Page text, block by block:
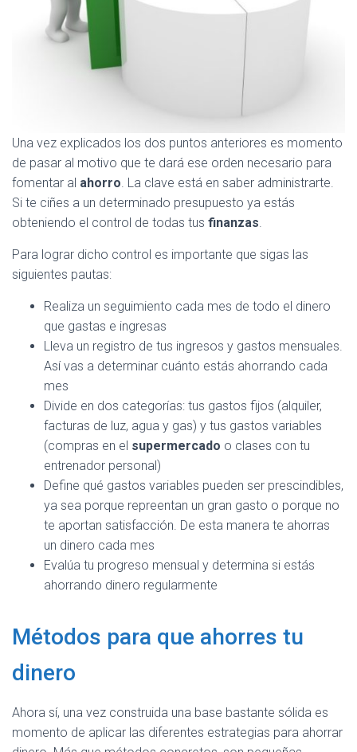
Una vez explicados los dos puntos anteriores es momento
de pasar al motivo que te dará ese orden necesario para
fomentar al ahorro. La clave está en saber administrarte.
Si te ciñes a un determinado presupuesto ya estás
obteniendo el control de todas tus finanzas.
Para lograr dicho control es importante que sigas las
siguientes pautas:
Realiza un seguimiento cada mes de todo el dinero
que gastas e ingresas
Lleva un registro de tus ingresos y gastos mensuales.
Así vas a determinar cuánto estás ahorrando cada
mes
Divide en dos categorías: tus gastos fijos (alquiler,
facturas de luz, agua y gas) y tus gastos variables
(compras en el supermercado o clases con tu
entrenador personal)
Define qué gastos variables pueden ser prescindibles,
ya sea porque repreentan un gran gasto o porque no
te aportan satisfacción. De esta manera te ahorras
un dinero cada mes
Evalúa tu progreso mensual y determina si estás
ahorrando dinero regularmente
Métodos para que ahorres tu
dinero
Ahora sí, una vez construida una base bastante sólida es
momento de aplicar las diferentes estrategias para ahorrar